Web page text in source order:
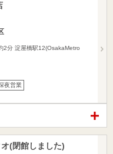
2分 淀屋橋駅12(OsakaMetro
夜営業
(閉館しました)